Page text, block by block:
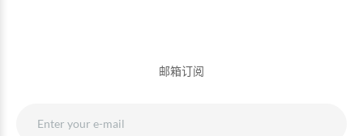
邮箱订阅